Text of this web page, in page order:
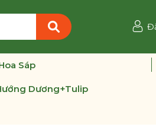
Sáp
Dương+Tulip